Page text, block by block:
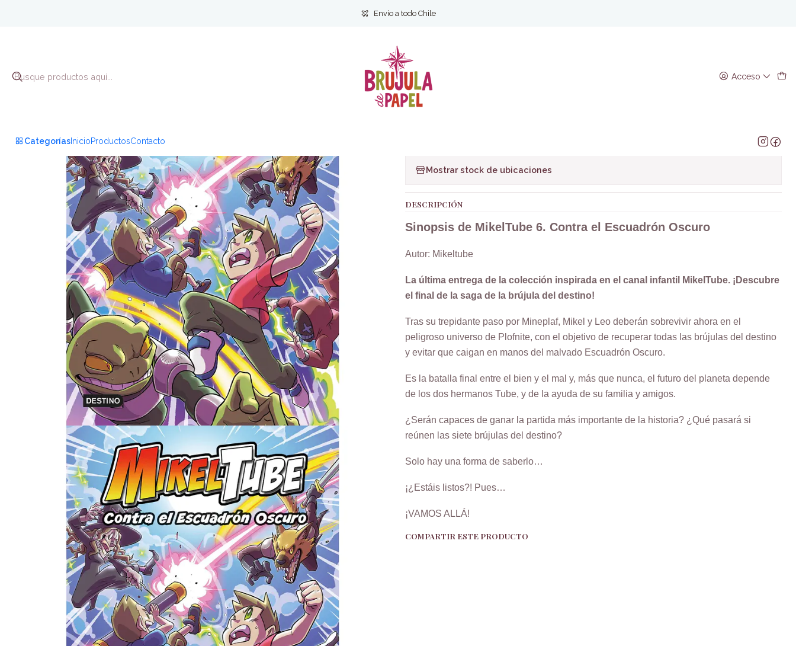
Acceso
Categorías InicioProductosContacto
Envío a todo Chile
Infantil MikelTube 6. Contra el Escuadrón Oscuro
MikelTube 6. Contra el Escuadrón Oscuro
Cantidad
Mostrar stock de ubicaciones
DESCRIPCIÓN
Sinopsis de MikelTube 6. Contra el Escuadrón Oscuro
Autor: Mikeltube
La última entrega de la colección inspirada en el canal infantil MikelTube. ¡Descubre
el final de la saga de la brújula del destino!
Tras su trepidante paso por Mineplaf, Mikel y Leo deberán sobrevivir ahora en el
peligroso universo de Plofnite, con el objetivo de recuperar todas las brújulas del destino
y evitar que caigan en manos del malvado Escuadrón Oscuro.
Es la batalla final entre el bien y el mal y, más que nunca, el futuro del planeta depende
de los dos hermanos Tube, y de la ayuda de su familia y amigos.
¿Serán capaces de ganar la partida más importante de la historia? ¿Qué pasará si
reúnen las siete brújulas del destino?
Solo hay una forma de saberlo…
¡¿Estáis listos?! Pues…
¡VAMOS ALLÁ!
COMPARTIR ESTE PRODUCTO